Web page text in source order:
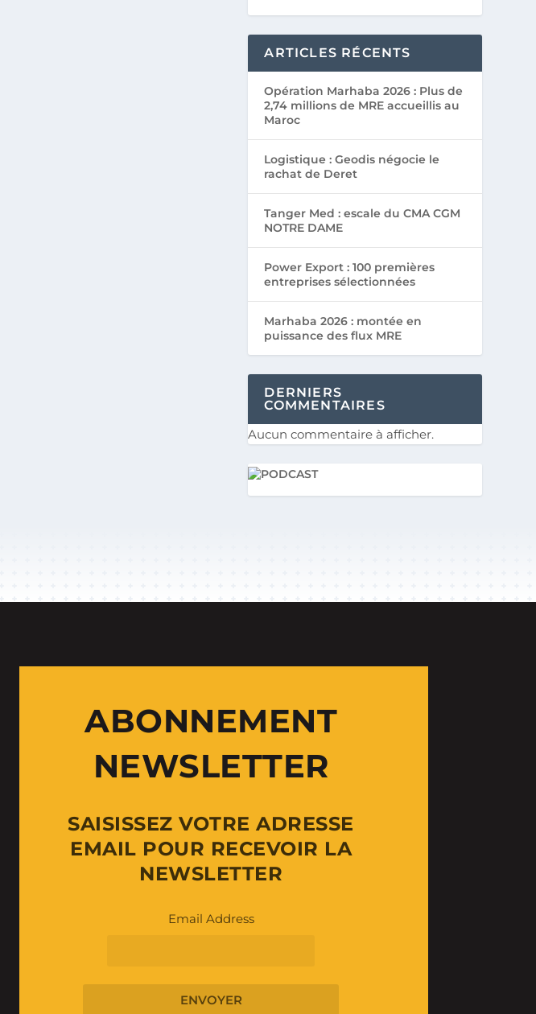
ARTICLES RÉCENTS
Opération Marhaba 2026 : Plus de
2,74 millions de MRE accueillis au
Maroc
Logistique : Geodis négocie le
rachat de Deret
Tanger Med : escale du CMA CGM
NOTRE DAME
Power Export : 100 premières
entreprises sélectionnées
Marhaba 2026 : montée en
puissance des flux MRE
DERNIERS
COMMENTAIRES
Aucun commentaire à afficher.
ABONNEMENT
NEWSLETTER
SAISISSEZ VOTRE ADRESSE
EMAIL POUR RECEVOIR LA
NEWSLETTER
Email Address